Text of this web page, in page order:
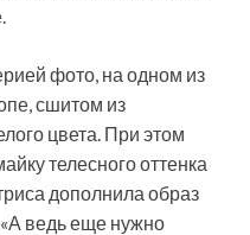
фото, на одном из
сшитом из
цвета. При этом
телесного оттенка
дополнила образ
ведь еще нужно